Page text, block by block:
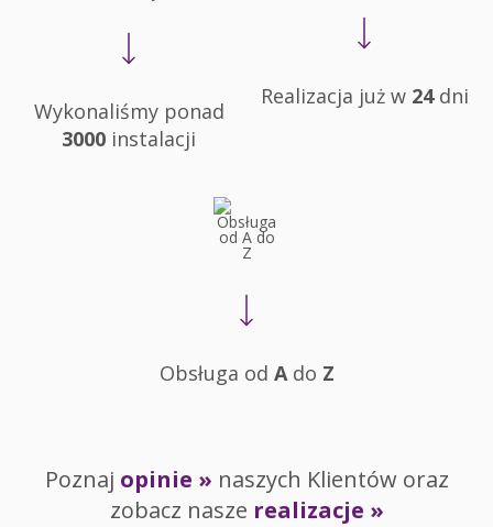
Wykonaliśmy ponad
3000 instalacji
Realizacja już w 24dni
Obsługa od Ado Z
Poznaj opinie » naszych Klientów oraz
zobacz nasze realizacje »